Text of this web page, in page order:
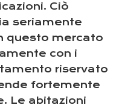
Ciò
seriamente
questo mercato
con i
riservato
fortemente
Le abitazioni